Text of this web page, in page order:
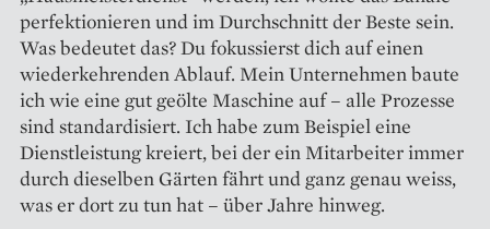
perfektionieren und im Durchschnitt der Beste sein.
Was bedeutet das? Du fokussierst dich auf einen
wiederkehrenden Ablauf. Mein Unternehmen baute
ich wie eine gut geölte Maschine auf – alle Prozesse
sind standardisiert. Ich habe zum Beispiel eine
Dienstleistung kreiert, bei der ein Mitarbeiter immer
durch dieselben Gärten fährt und ganz genau weiss,
was er dort zu tun hat – über Jahre hinweg.